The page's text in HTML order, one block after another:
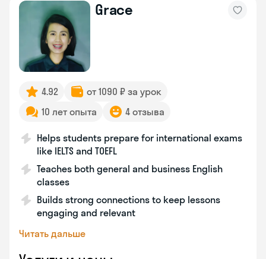
Grace
4.92
от 1090 ₽ за урок
10 лет опыта
4 отзыва
Helps students prepare for international exams
like IELTS and TOEFL
Teaches both general and business English
classes
Builds strong connections to keep lessons
engaging and relevant
Читать дальше